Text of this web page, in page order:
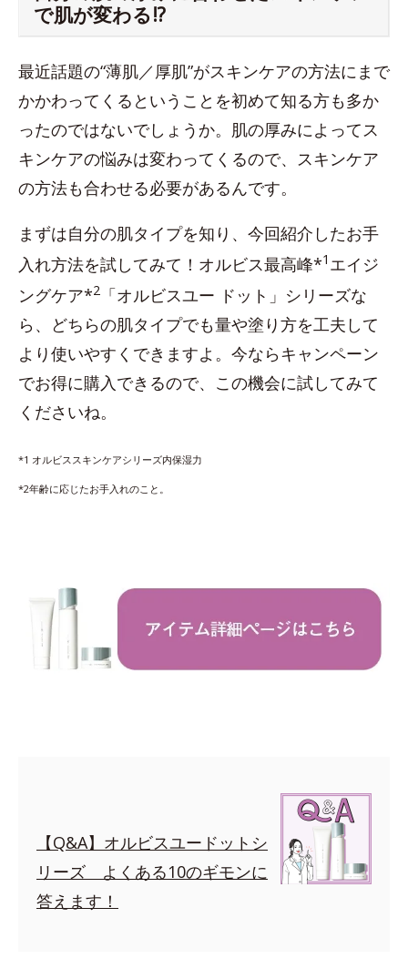
で肌が変わる!?
最近話題の“薄肌／厚肌”がスキンケアの方法にまで
かかわってくるということを初めて知る方も多か
ったのではないでしょうか。肌の厚みによってス
キンケアの悩みは変わってくるので、スキンケア
の方法も合わせる必要があるんです。
まずは自分の肌タイプを知り、今回紹介したお手
入れ方法を試してみて！オルビス最高峰*1 エイジ
ングケア*2 「オルビスユー ドット」シリーズな
ら、どちらの肌タイプでも量や塗り方を工夫して
より使いやすくできますよ。今ならキャンペーン
でお得に購入できるので、この機会に試してみて
くださいね。
*1 オルビススキンケアシリーズ内保湿力
*2年齢に応じたお手入れのこと。
【Q&A】オルビスユードットシ
リーズ よくある10のギモンに
答えます！